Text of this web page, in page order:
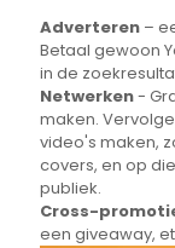
Adverteren –
Betaal gewoon
in de
Netwerken-
maken.
video's maken,
covers, en op
publiek.
Cross-
een giveaway,